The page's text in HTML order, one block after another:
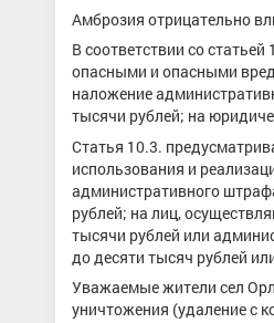
Амброзия отрицательно
В соответствии со
опасными и опасными
наложение
тысячи рублей; на
Статья 10.3.
использования и
административного
рублей; на лиц,
тысячи рублей или
до десяти тысяч рублей
Уважаемые жители сел
уничтожения (удаление с